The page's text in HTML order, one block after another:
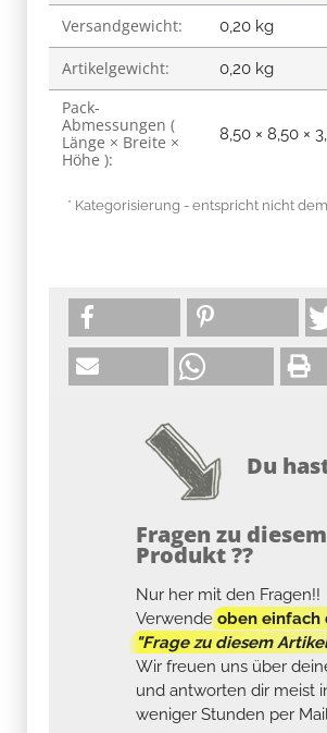
Versandgewicht: 0,20 kg
Artikelgewicht: 0,20 kg
Pack-
Abmessungen (
Länge × Breite ×
Höhe ):
8,50 × 8,50 ×
* Kategorisierung - entspricht nicht
Du
Fragen zu diesem
Produkt ??
Nur her mit den Fragen!!
Verwendeoben einfach
"Frage zu diesem
Wir freuen uns über
und antworten dir meist
weniger Stunden per